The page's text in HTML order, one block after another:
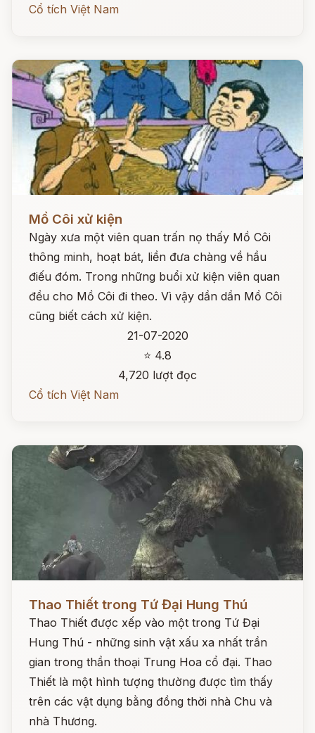
Cổ tích Việt Nam
Đọc ngay
Mồ Côi xử kiện
Ngày xưa một viên quan trấn nọ thấy Mồ Côi
thông minh, hoạt bát, liền đưa chàng về hầu
điếu đóm. Trong những buổi xử kiện viên quan
đều cho Mồ Côi đi theo. Vì vậy dần dần Mồ Côi
cũng biết cách xử kiện.
21-07-2020
⭐ 4.8
4,720 lượt đọc
Cổ tích Việt Nam
Thao Thiết trong Tứ Đại Hung Thú
Thao Thiết được xếp vào một trong Tứ Đại
Hung Thú - những sinh vật xấu xa nhất trần
gian trong thần thoại Trung Hoa cổ đại. Thao
Thiết là một hình tượng thường được tìm thấy
trên các vật dụng bằng đồng thời nhà Chu và
nhà Thương.